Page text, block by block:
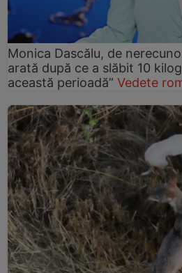
Monica Dascălu, de
arată după ce a slăbit 10
această perioadă” Vedete